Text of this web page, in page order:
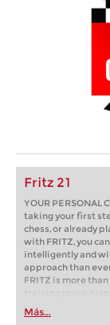
Fritz 21
YOUR PERSONAL
taking your first
chess, or already
with FRITZ, you
intelligently and
approach than
FRITZ is more than
training
first steps into the
playing at a
Más...